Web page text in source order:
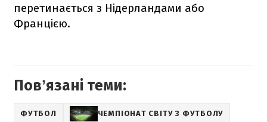
перетинається з Нідерландами або
Францією.
Повʼязані теми:
ФУТБОЛ ЧЕМПІОНАТ СВІТУ З ФУТБОЛУ